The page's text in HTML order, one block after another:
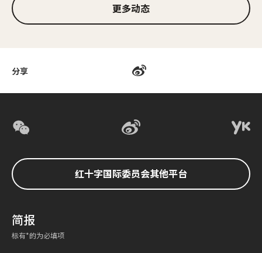
分享
更多动态
红十字国际委员会其他平台
简报
标有*的为必填项